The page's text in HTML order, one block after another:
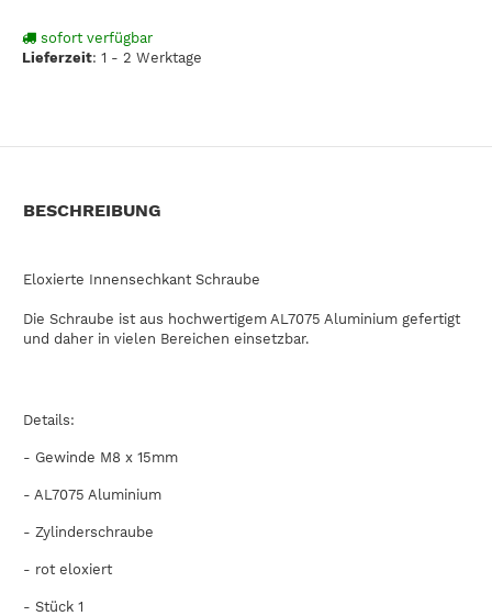
sofort verfügbar
Lieferzeit: 1 - 2 Werktage
BESCHREIBUNG
Eloxierte Innensechkant Schraube
Die Schraube ist aus hochwertigem AL7075 Aluminium gefertigt
und daher in vielen Bereichen einsetzbar.
Details:
- Gewinde M8 x 15mm
- AL7075 Aluminium
- Zylinderschraube
- rot eloxiert
- Stück 1